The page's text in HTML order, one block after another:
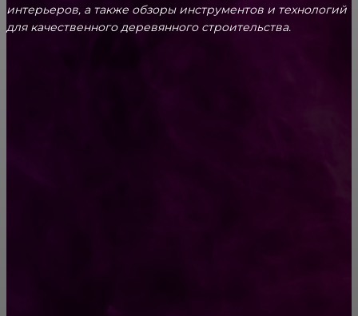
интерьеров, а также обзоры инструментов и технологий
для качественного деревянного строительства.